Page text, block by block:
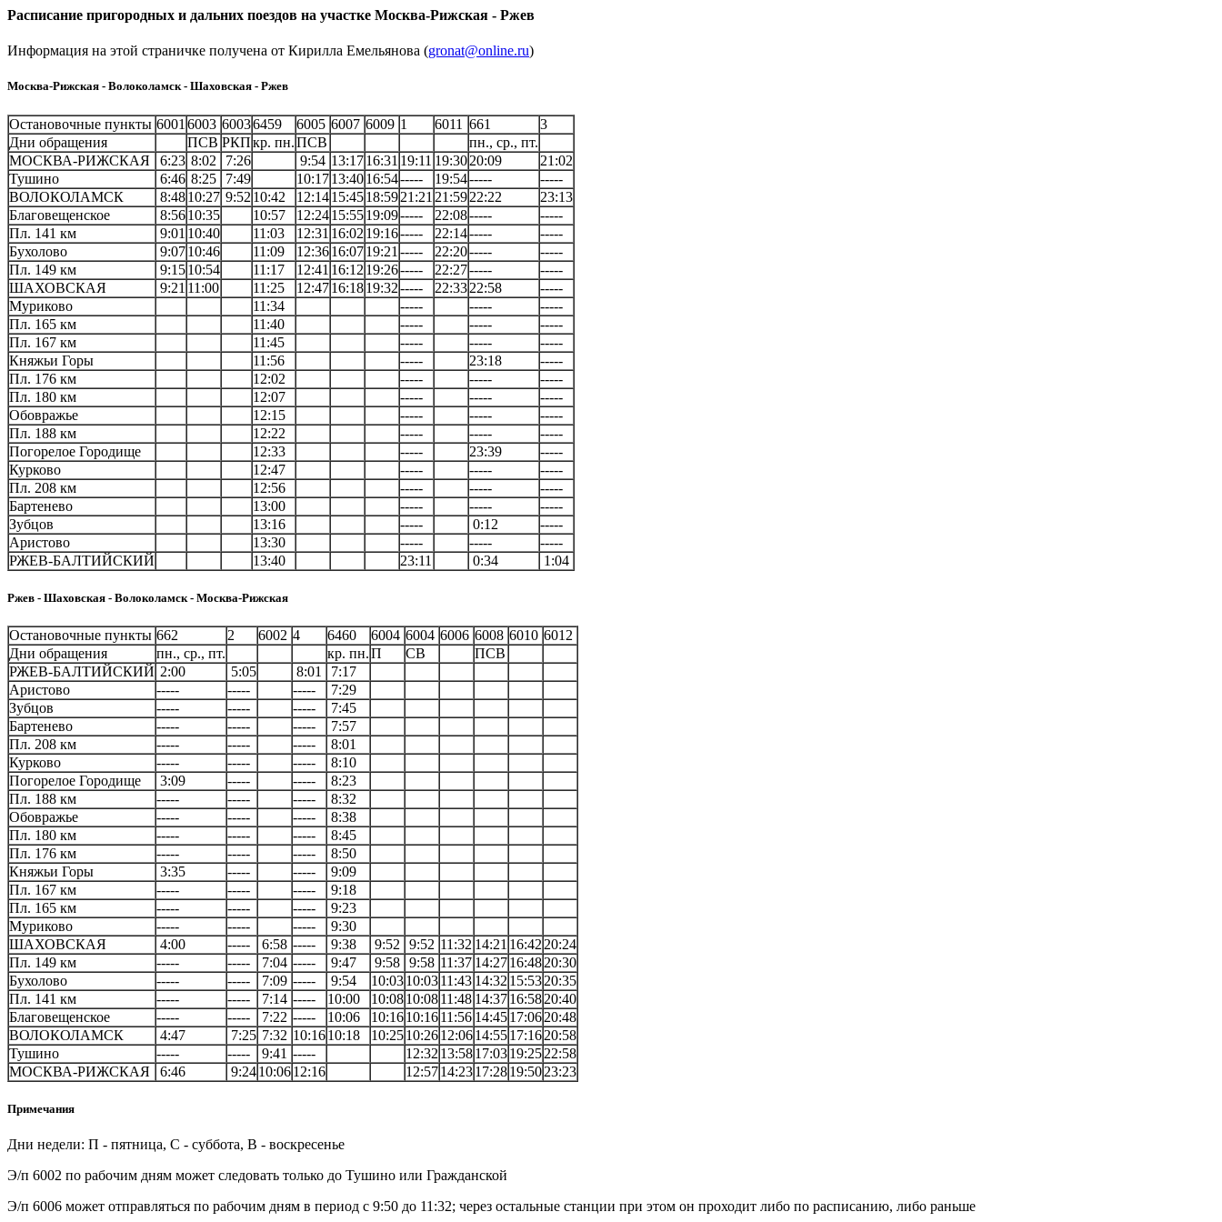
Расписание пригородных и дальних поездов на участке Москва-Рижская - Ржев
Информация на этой страничке получена от Кирилла Емельянова (gronat@online.ru)
Москва-Рижская - Волоколамск - Шаховская - Ржев
Остановочные пункты 6001 6003 60036459 6005 6007 6009 1 6011 661
3
Дни обращения
ПСВ РКПкр. пн.ПСВ
пн., ср., пт.
МОСКВА-РИЖСКАЯ
6:23 8:02 7:26 9:54 13:1716:31 19:11 19:3020:09
21:02
Тушино
6:46 8:25 7:49 10:1713:4016:54----- 19:54-----
-----
ВОЛОКОЛАМСК
8:4810:27 9:52 10:42 12:1415:4518:5921:21 21:5922:22
23:13
Благовещенское
8:5610:35 10:57 12:2415:5519:09----- 22:08-----
-----
Пл. 141 км
9:01 10:40 11:03 12:31 16:02 19:16----- 22:14-----
-----
Бухолово
9:0710:46 11:09 12:3616:0719:21 ----- 22:20-----
-----
Пл. 149 км
9:1510:54 11:17 12:41 16:12 19:26----- 22:27-----
-----
ШАХОВСКАЯ
9:21 11:00 11:25 12:4716:1819:32----- 22:3322:58
-----
Муриково
11:34 ----- -----
-----
Пл. 165 км
11:40 ----- -----
-----
Пл. 167 км
11:45 ----- -----
-----
Княжьи Горы
11:56 ----- 23:18
-----
Пл. 176 км
12:02 ----- -----
-----
Пл. 180 км
12:07 ----- -----
-----
Обовражье
12:15 ----- -----
-----
Пл. 188 км
12:22 ----- -----
-----
Погорелое Городище
12:33 ----- 23:39
-----
Курково
12:47 ----- -----
-----
Пл. 208 км
12:56 ----- -----
-----
Бартенево
13:00 ----- -----
-----
Зубцов
13:16 ----- 0:12
-----
Аристово
13:30 ----- -----
-----
РЖЕВ-БАЛТИЙСКИЙ
13:40 23:11 0:34 1:04
Ржев - Шаховская - Волоколамск - Москва-Рижская
Остановочные пункты 662 2 6002 4 6460 6004 6004 6006 6008 6010 6012
Дни обращения
пн., ср., пт. кр. пн.П СВ
ПСВ
РЖЕВ-БАЛТИЙСКИЙ 2:00 5:05 8:01
7:17
Аристово
----- ----- -----
7:29
Зубцов
----- ----- -----
7:45
Бартенево
----- ----- -----
7:57
Пл. 208 км
----- ----- -----
8:01
Курково
----- ----- -----
8:10
Погорелое Городище
3:09 ----- -----
8:23
Пл. 188 км
----- ----- -----
8:32
Обовражье
----- ----- -----
8:38
Пл. 180 км
----- ----- -----
8:45
Пл. 176 км
----- ----- -----
8:50
Княжьи Горы
3:35 ----- -----
9:09
Пл. 167 км
----- ----- -----
9:18
Пл. 165 км
----- ----- -----
9:23
Муриково
----- ----- -----
9:30
ШАХОВСКАЯ
4:00 ----- 6:58 ----- 9:38 9:52 9:52 11:32 14:21 16:42 20:24
Пл. 149 км
----- ----- 7:04 ----- 9:47 9:58 9:58 11:37 14:2716:4820:30
Бухолово
----- ----- 7:09 ----- 9:54 10:0310:0311:43 14:32 15:5320:35
Пл. 141 км
----- ----- 7:14 ----- 10:00 10:0810:0811:48 14:3716:5820:40
Благовещенское
----- ----- 7:22 ----- 10:06 10:1610:1611:56 14:4517:0620:48
ВОЛОКОЛАМСК
4:47 7:25 7:32 10:1610:18 10:2510:2612:0614:5517:1620:58
Тушино
----- ----- 9:41 ----- 12:32 13:5817:0319:2522:58
МОСКВА-РИЖСКАЯ
6:46 9:2410:0612:16 12:5714:2317:2819:5023:23
Примечания
Дни недели: П - пятница, С - суббота, В - воскресенье
Э/п 6002 по рабочим дням может следовать только до Тушино или Гражданской
Э/п 6006 может отправляться по рабочим дням в период с 9:50 до 11:32; через остальные станции при этом он проходит либо по расписанию, либо раньше